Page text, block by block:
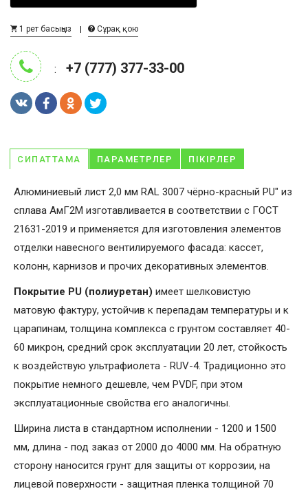
1 рет басыңыз Сұрақ қою
: +7 (777) 377-33-00
СИПАТТАМА ПАРАМЕТРЛЕР ПІКІРЛЕР
Алюминиевый лист 2,0 мм RAL 3007 чёрно-красный PU" из
сплава АмГ2М изготавливается в соответствии с ГОСТ
21631-2019 и применяется для изготовления элементов
отделки навесного вентилируемого фасада: кассет,
колонн, карнизов и прочих декоративных элементов.
Покрытие PU (полиуретан) имеет шелковистую
матовую фактуру, устойчив к перепадам температуры и к
царапинам, толщина комплекса с грунтом составляет 40-
60 микрон, средний срок эксплуатации 20 лет, стойкость
к воздействую ультрафиолета - RUV-4. Традиционно это
покрытие немного дешевле, чем PVDF, при этом
эксплуатационные свойства его аналогичны.
Ширина листа в стандартном исполнении - 1200 и 1500
мм, длина - под заказ от 2000 до 4000 мм. На обратную
сторону наносится грунт для защиты от коррозии, на
лицевой поверхности - защитная пленка толщиной 70